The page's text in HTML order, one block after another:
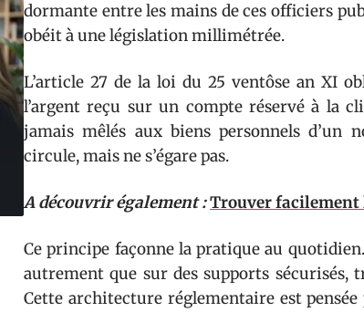
dormante entre les mains de ces officiers
obéit à une législation millimétrée.
L’article 27 de la loi du 25 ventôse an XI
l’argent reçu sur un compte réservé à la
jamais mêlés aux biens personnels d’un
circule, mais ne s’égare pas.
A découvrir également :Trouver facilement
Ce principe façonne la pratique au
autrement que sur des supports sécurisés,
Cette architecture réglementaire est